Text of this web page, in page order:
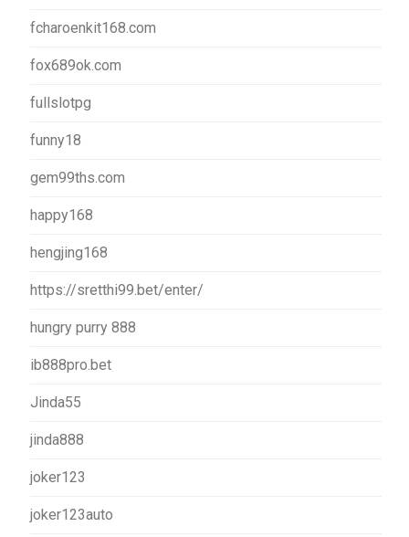
fcharoenkit168.com
fox689ok.com
fullslotpg
funny18
gem99ths.com
happy168
hengjing168
https://sretthi99.bet/enter/
hungry purry 888
ib888pro.bet
Jinda55
jinda888
joker123
joker123auto